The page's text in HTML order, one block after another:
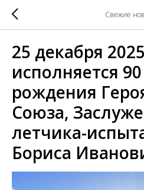
Свежие
25 декабря
исполняется
рождения
Союза,
летчика-
Бориса